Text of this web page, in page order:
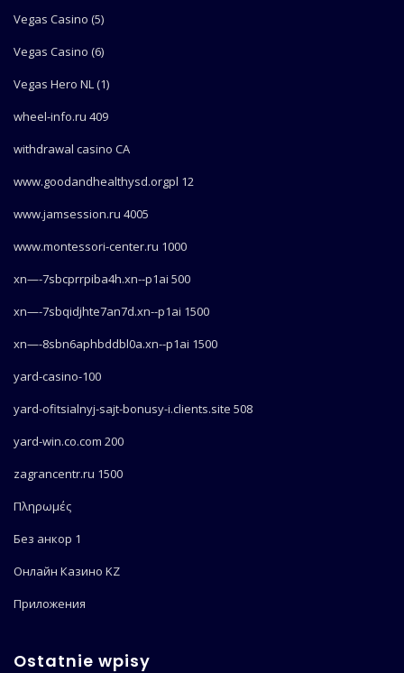
Vegas Casino (5)
Vegas Casino (6)
Vegas Hero NL (1)
wheel-info.ru 409
withdrawal casino CA
www.goodandhealthysd.orgpl 12
www.jamsession.ru 4005
www.montessori-center.ru 1000
xn—-7sbcprrpiba4h.xn--p1ai 500
xn—-7sbqidjhte7an7d.xn--p1ai 1500
xn—-8sbn6aphbddbl0a.xn--p1ai 1500
yard-casino-100
yard-ofitsialnyj-sajt-bonusy-i.clients.site 508
yard-win.co.com 200
zagrancentr.ru 1500
Πληρωμές
Без анкор 1
Онлайн Казино KZ
Приложения
Ostatnie wpisy